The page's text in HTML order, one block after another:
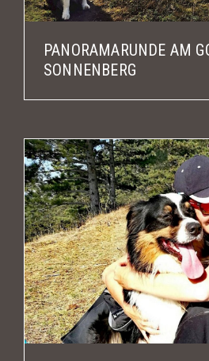
PANORAMARUNDE AM
SONNENBERG